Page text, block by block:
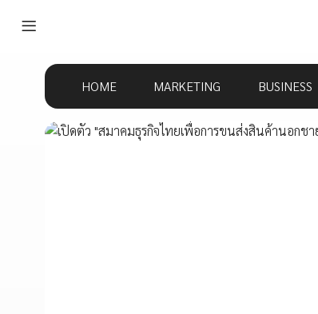
HOME MARKETING BUSINESS